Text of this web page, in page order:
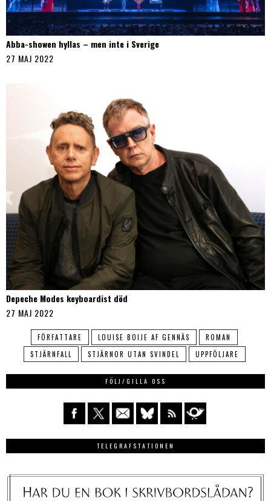
Abba-showen hyllas – men inte i Sverige
27 MAJ 2022
Depeche Modes keyboardist död
27 MAJ 2022
FÖRFATTARE LOUISE BOIJE AF GENNÄS
ROMAN
STJÄRNFALL
STJÄRNOR UTAN SVINDEL UPPFÖLJARE
FÖLJ/GILLA OSS
TELEGRAFSTATIONEN